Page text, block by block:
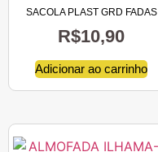
SACOLA PLAST GRD FADAS
R$10,90
Adicionar ao carrinho